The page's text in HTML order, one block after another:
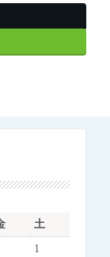
土
1